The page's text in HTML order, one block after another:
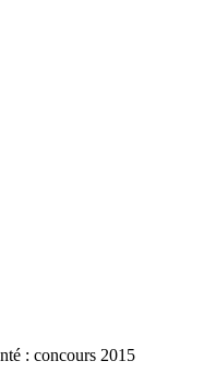
: concours 2015